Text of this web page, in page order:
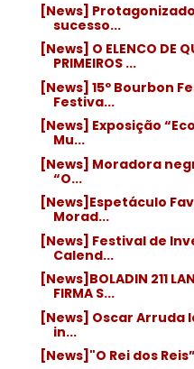
[News]
sucesso...
[News] O ELENCO DE
PRIMEIROS ...
[News] 15º Bourbon
Festiva...
[News] Exposição
Mu...
[News] Moradora
“O...
[News]Espetáculo
Morad...
[News] Festival de
Calend...
[News]BOLADIN 211
FIRMA S...
[News] Oscar Arruda
in...
[News]"O Rei dos